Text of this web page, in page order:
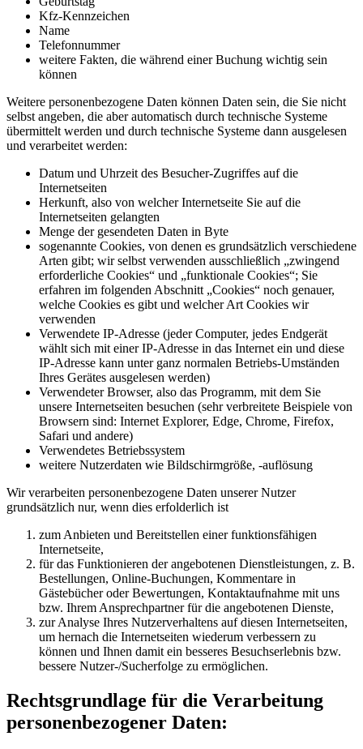
Kfz-Kennzeichen
Name
Telefonnummer
weitere Fakten, die während einer Buchung wichtig sein
können
Weitere personenbezogene Daten können Daten sein, die Sie nicht
selbst angeben, die aber automatisch durch technische Systeme
übermittelt werden und durch technische Systeme dann ausgelesen
und verarbeitet werden:
Datum und Uhrzeit des Besucher-Zugriffes auf die
Internetseiten
Herkunft, also von welcher Internetseite Sie auf die
Internetseiten gelangten
Menge der gesendeten Daten in Byte
sogenannte Cookies, von denen es grundsätzlich verschiedene
Arten gibt; wir selbst verwenden ausschließlich „zwingend
erforderliche Cookies“ und „funktionale Cookies“; Sie
erfahren im folgenden Abschnitt „Cookies“ noch genauer,
welche Cookies es gibt und welcher Art Cookies wir
verwenden
Verwendete IP-Adresse (jeder Computer, jedes Endgerät
wählt sich mit einer IP-Adresse in das Internet ein und diese
IP-Adresse kann unter ganz normalen Betriebs-Umständen
Ihres Gerätes ausgelesen werden)
Verwendeter Browser, also das Programm, mit dem Sie
unsere Internetseiten besuchen (sehr verbreitete Beispiele von
Browsern sind: Internet Explorer, Edge, Chrome, Firefox,
Safari und andere)
Verwendetes Betriebssystem
weitere Nutzerdaten wie Bildschirmgröße, -auflösung
Wir verarbeiten personenbezogene Daten unserer Nutzer
grundsätzlich nur, wenn dies erfolderlich ist
zum Anbieten und Bereitstellen einer funktionsfähigen
Internetseite,
für das Funktionieren der angebotenen Dienstleistungen, z. B.
Bestellungen, Online-Buchungen, Kommentare in
Gästebücher oder Bewertungen, Kontaktaufnahme mit uns
bzw. Ihrem Ansprechpartner für die angebotenen Dienste,
zur Analyse Ihres Nutzerverhaltens auf diesen Internetseiten,
um hernach die Internetseiten wiederum verbessern zu
können und Ihnen damit ein besseres Besuchserlebnis bzw.
bessere Nutzer-/Sucherfolge zu ermöglichen.
Rechtsgrundlage für die Verarbeitung
personenbezogener Daten: